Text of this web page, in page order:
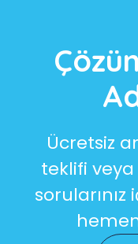
Ücretsiz
teklifi